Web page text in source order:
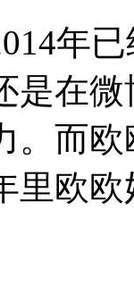
年已
是在
。而
里欧